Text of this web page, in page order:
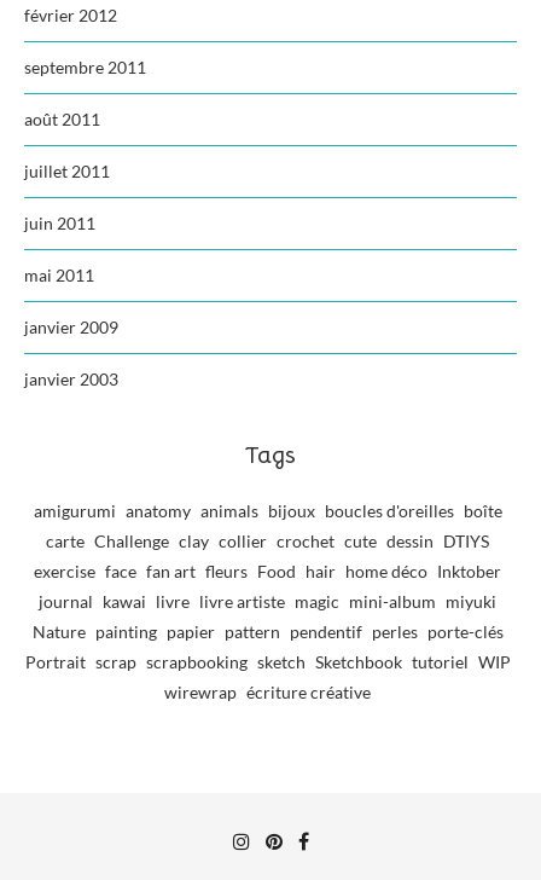
février 2012
septembre 2011
août 2011
juillet 2011
juin 2011
mai 2011
janvier 2009
janvier 2003
Tags
amigurumi anatomy animals bijoux boucles d'oreilles boîte
carte Challenge clay collier crochet cute dessin DTIYS
exercise face fan art fleurs Food hair home déco Inktober
journal kawai livre livre artiste magic mini-album miyuki
Nature painting papier pattern pendentif perles porte-clés
Portrait scrap scrapbooking sketch Sketchbook tutoriel WIP
wirewrap écriture créative